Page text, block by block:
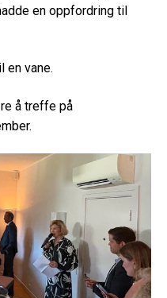
en oppfordring til
en vane.
å treffe på